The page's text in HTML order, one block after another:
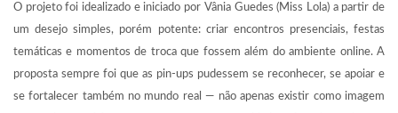
O projeto foi idealizado e iniciado por Vânia Guedes (Miss Lola) a partir de
um desejo simples, porém potente: criar encontros presenciais, festas
temáticas e momentos de troca que fossem além do ambiente online. A
proposta sempre foi que as pin-ups pudessem se reconhecer, se apoiar e
se fortalecer também no mundo real — não apenas existir como imagem